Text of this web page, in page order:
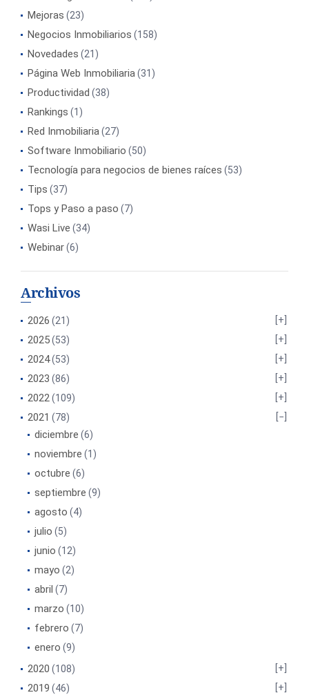
Mejoras (23)
Negocios Inmobiliarios (158)
Novedades (21)
Página Web Inmobiliaria(31)
Productividad (38)
Rankings (1)
Red Inmobiliaria(27)
Software Inmobiliario (50)
Tecnología para negocios de bienes raíces (53)
Tips (37)
Tops y Paso a paso (7)
Wasi Live (34)
Webinar(6)
Archivos
2026 (21)
2025(53)
2024(53)
2023 (86)
2022(109)
2021 (78)
diciembre (6)
noviembre (1)
octubre (6)
septiembre (9)
agosto (4)
julio (5)
junio (12)
mayo (2)
abril (7)
marzo (10)
febrero (7)
enero (9)
2020 (108)
2019 (46)